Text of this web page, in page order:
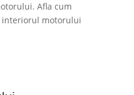
Afla cum
interiorul motorului